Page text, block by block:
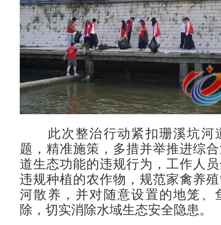
此次整治行动紧扣珊溪坑河
题，精准施策，多措并举推进综
道生态功能的违规行为，工作人
违规种植的农作物，规范家禽养
河散养，并对随意设置的地笼、
除，切实消除水域生态安全隐患。